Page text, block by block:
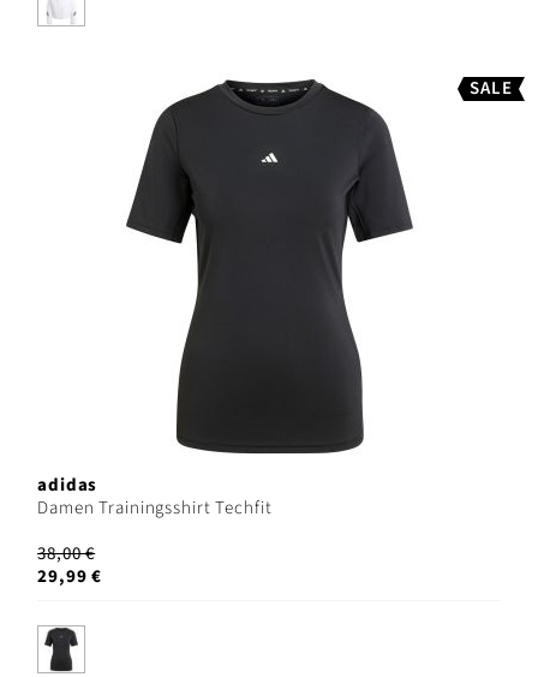
SALE
adidas
Damen Trainingsshirt Techfit
38,00 €
29,99 €